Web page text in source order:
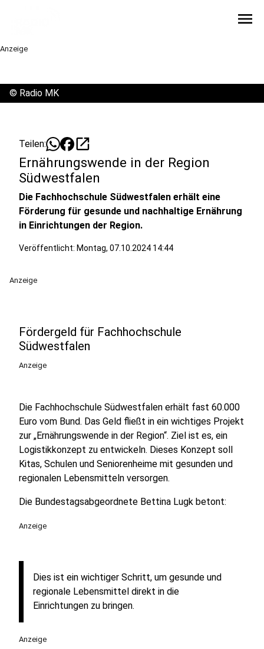
menu
Anzeige
© Radio MK
Teilen: open_in_new
Ernährungswende in der Region
Südwestfalen
Die Fachhochschule Südwestfalen erhält eine
Förderung für gesunde und nachhaltige Ernährung
in Einrichtungen der Region.
Veröffentlicht: Montag, 07.10.2024 14:44
Anzeige
Fördergeld für Fachhochschule
Südwestfalen
Anzeige
Die Fachhochschule Südwestfalen erhält fast 60.000
Euro vom Bund. Das Geld fließt in ein wichtiges Projekt
zur „Ernährungswende in der Region“. Ziel ist es, ein
Logistikkonzept zu entwickeln. Dieses Konzept soll
Kitas, Schulen und Seniorenheime mit gesunden und
regionalen Lebensmitteln versorgen.
Die Bundestagsabgeordnete Bettina Lugk betont:
Anzeige
Dies ist ein wichtiger Schritt, um gesunde und
regionale Lebensmittel direkt in die
Einrichtungen zu bringen.
Anzeige